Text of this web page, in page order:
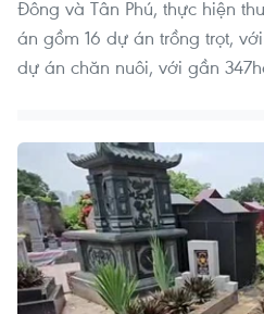
Đông và Tân Phú, thực hiện
án gồm 16 dự án trồng trọt,
dự án chăn nuôi, với gần
vietnamplus.vn
Hiện trường vụ ghe gỗ
Gòn khiến một người